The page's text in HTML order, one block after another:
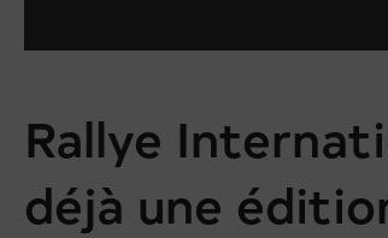
Rallye
déjà une